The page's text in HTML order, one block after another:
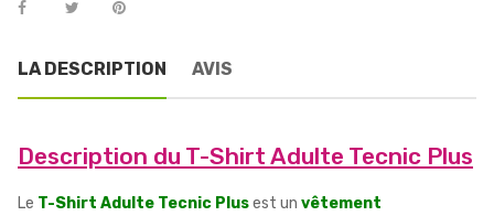
LA DESCRIPTION AVIS
Description du T-Shirt Adulte Tecnic Plus
Le T-Shirt Adulte Tecnic Plusest un vêtement